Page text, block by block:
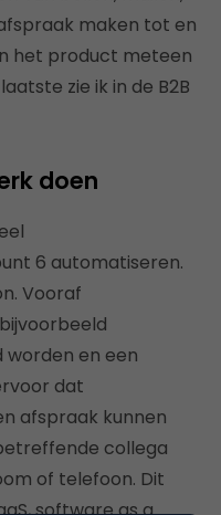
maken tot en
het product meteen
zie ik in de B2B
doen
6 automatiseren.
Vooraf
worden en een
dat
afspraak kunnen
collega
of telefoon. Dit